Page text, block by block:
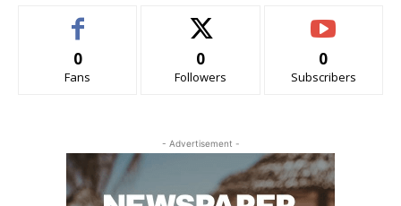
0
Fans
0
Followers
0
Subscribers
- Advertisement -